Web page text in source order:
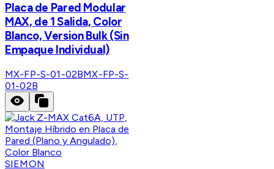
Placa de Pared Modular
MAX, de 1 Salida, Color
Blanco, Version Bulk (Sin
Empaque Individual)
MX-FP-S-01-02BMX-FP-S-
01-02B
SIEMON